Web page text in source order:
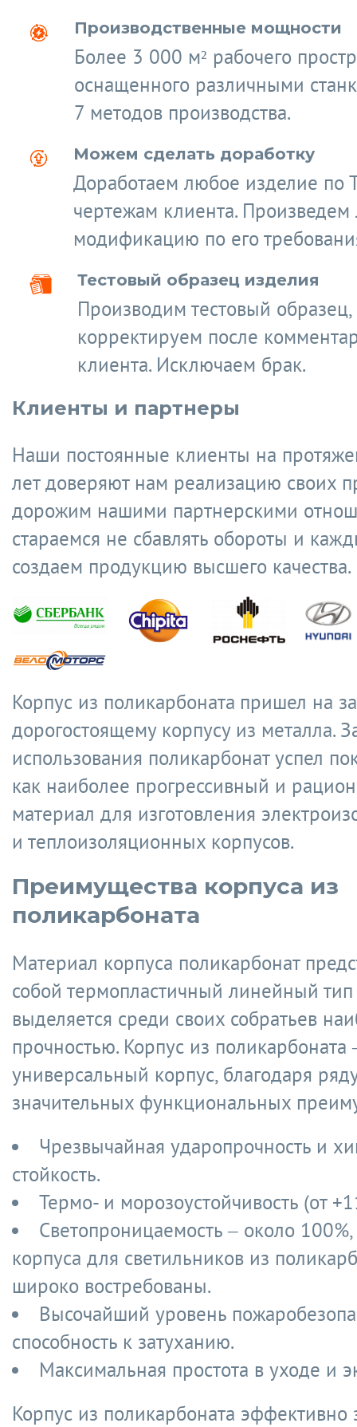
Производственные мощности
Более 3 000 м² рабочего
оснащенного различными
7 методов производства.
Можем сделать доработку
Доработаем любое изделие по
чертежам клиента.
модификацию по его
Тестовый образец изделия
Производим тестовый образец,
корректируем после
клиента. Исключаем брак.
Клиенты и партнеры
Наши постоянные клиенты на
лет доверяют нам реализацию своих
дорожим нашими партнерскими
стараемся не сбавлять обороты и
создаем продукцию высшего качества.
Корпус из поликарбоната пришел на
дорогостоящему корпусу из металла.
использования поликарбонат успел
как наиболее прогрессивный и
материал для изготовления
и теплоизоляционных корпусов.
Преимущества корпуса из
поликарбоната
Материал корпуса поликарбонат
собой термопластичный линейный
выделяется среди своих собратьев
прочностью. Корпус из
универсальный корпус, благодаря
значительных функциональных
Чрезвычайная ударопрочность и
стойкость.
Термо- и морозоустойчивость (от
Светопроницаемость – около
корпуса для светильников из
широко востребованы.
Высочайший уровень
способность к затуханию.
Максимальная простота в уходе и
Корпус из поликарбоната